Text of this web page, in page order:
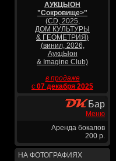
АУКЦЫОН
"Сокровище>"
(CD, 2025,
ДОМ КУЛЬТУРЫ
& ГЕОМЕТРИЯ)
(винил, 2026,
АукцЫон
& Imagine Club)
в продаже
с 07 декабря 2025
Бар
Меню
Аренда бокалов
200 р.
НА ФОТОГРАФИЯХ